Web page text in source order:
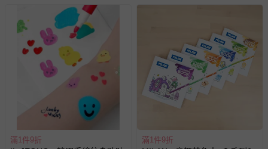
BSMI商品檢驗標識字號：M38383
退換貨須知
您所購買的商品享有7天的鑑賞期／猶豫期權益，但此期間
並非試用期，您所退回的商品必須是未經使用的全新狀態，
包含完整包裝、配件、說明文件及贈品等。
如需退換貨，請於收到商品7天（含例假日內提出），如為
瑕疵退換貨所產生的運費，將由媽咪愛負責處理，若非瑕疵
並點選『我要退貨』即可進行申請。若有相關退貨問題，請
滿1件9折 滿1件9折